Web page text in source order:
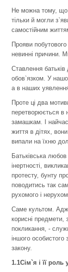
Не можна тому, що
тільки й могли
самостійним
Прояви
невинні причини.
Ставлення
обов`язком. У
а в наших
Проте ці два
перетворюється в
замашкам. І
життя в дітях,
випали на їхню
Батьківська
інертності,
протесту, бунту
поводитись так
рухомого і
Саме культом.
корисні предмети,
покликання, -
іншого
закону.
1.1Сім`я і її роль